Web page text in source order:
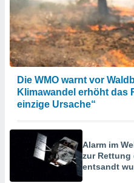
Die WMO warnt vor
Klimawandel erhöht das
einzige Ursache“
Alarm im
zur Rettung
entsandt